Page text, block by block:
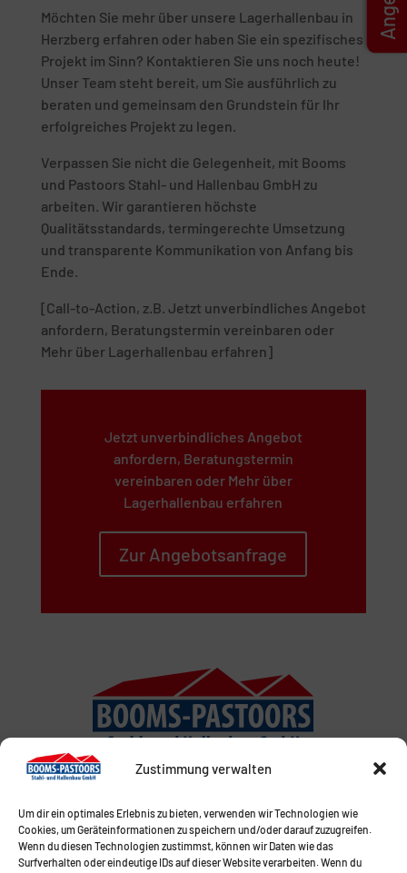
Zustimmung verwalten
Um dir ein optimales Erlebnis zu bieten, verwenden wir Technologien wie
Cookies, um Geräteinformationen zu speichern und/oder darauf zuzugreifen.
Wenn du diesen Technologien zustimmst, können wir Daten wie das
Surfverhalten oder eindeutige IDs auf dieser Website verarbeiten. Wenn du
Möchten Sie mehr über unsere Lagerhallenbau in
Herzberg erfahren oder haben Sie ein spezifisches
Projekt im Sinn? Kontaktieren Sie uns noch heute!
Unser Team steht bereit, um Sie ausführlich zu
beraten und gemeinsam den Grundstein für Ihr
erfolgreiches Projekt zu legen.
Verpassen Sie nicht die Gelegenheit, mit Booms
und Pastoors Stahl- und Hallenbau GmbH zu
arbeiten. Wir garantieren höchste
Qualitätsstandards, termingerechte Umsetzung
und transparente Kommunikation von Anfang bis
Ende.
[Call-to-Action, z.B. Jetzt unverbindliches Angebot
anfordern, Beratungstermin vereinbaren oder
Mehr über Lagerhallenbau erfahren]
Jetzt unverbindliches Angebot
anfordern, Beratungstermin
vereinbaren oder Mehr über
Lagerhallenbau erfahren
Zur Angebotsanfrage